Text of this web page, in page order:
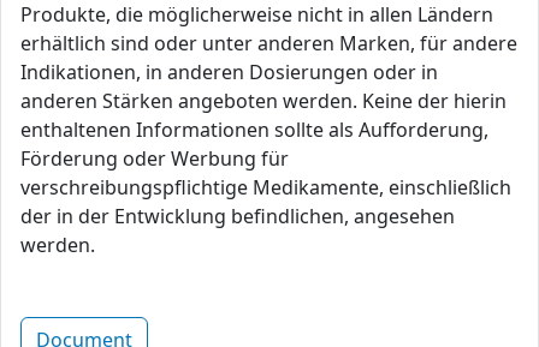
Produkte, die möglicherweise nicht in allen Ländern
erhältlich sind oder unter anderen Marken, für andere
Indikationen, in anderen Dosierungen oder in
anderen Stärken angeboten werden. Keine der hierin
enthaltenen Informationen sollte als Aufforderung,
Förderung oder Werbung für
verschreibungspflichtige Medikamente, einschließlich
der in der Entwicklung befindlichen, angesehen
werden.
Document